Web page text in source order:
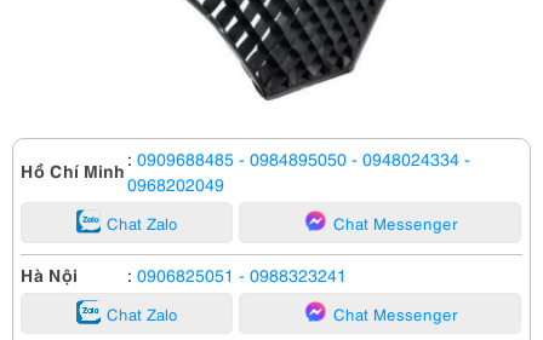
Hồ Chí Minh : 0909688485 - 0984895050 - 0948024334 -
0968202049
Chat Zalo Chat Messenger
Hà Nội : 0906825051 - 0988323241
Chat Zalo Chat Messenger